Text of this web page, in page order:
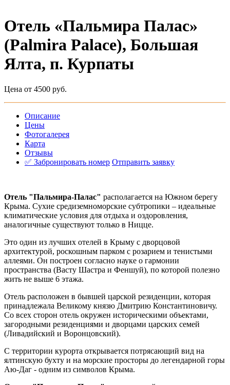
Отель «Пальмира Палас»
(Palmira Palace), Большая
Ялта, п. Курпаты
Цена от 4500 руб.
Описание
Цены
Фотогалерея
Карта
Отзывы
✅ Забронировать номер Отправить заявку
Отель "Пальмира-Палас" располагается на Южном берегу
Крыма. Сухие средиземноморские субтропики – идеальные
климатические условия для отдыха и оздоровления,
аналогичные существуют только в Ницце.
Это один из лучших отелей в Крыму с дворцовой
архитектурой, роскошным парком с розарием и тенистыми
аллеями. Он построен согласно науке о гармонии
пространства (Васту Шастра и Феншуй), по которой полезно
жить не выше 6 этажа.
Отель расположен в бывшей царской резиденции, которая
принадлежала Великому князю Дмитрию Константиновичу.
Со всех сторон отель окружен историческими объектами,
загородными резиденциями и дворцами царских семей
(Ливадийский и Воронцовский).
С территории курорта открывается потрясающий вид на
ялтинскую бухту и на морские просторы до легендарной горы
Аю-Даг - одним из символов Крыма.